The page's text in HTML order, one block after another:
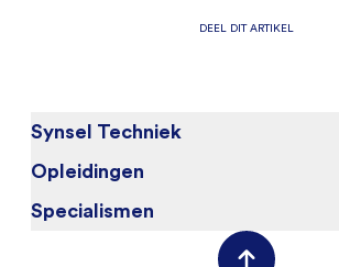
DEEL DIT ARTIKEL
Synsel Techniek
Over ons
Onze kandidaten
Opleidingen
Elektrotechniek
Specialismen